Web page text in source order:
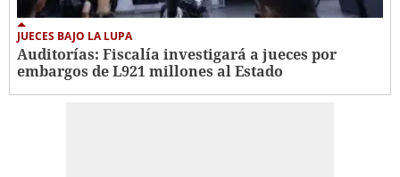
JUECES BAJO LA LUPA
Auditorías: Fiscalía investigará a jueces por
embargos de L921 millones al Estado